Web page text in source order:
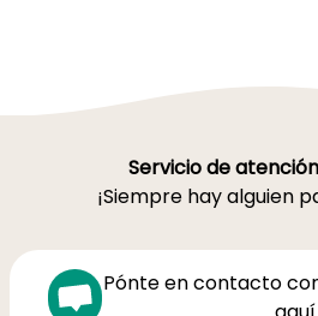
Servicio de
¡Siempre hay alguien
Pónte en contacto